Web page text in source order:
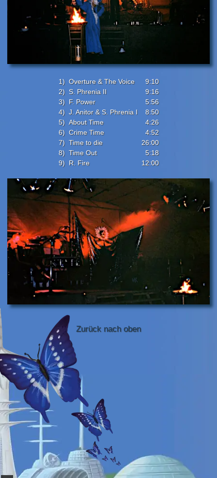
1) Overture & The Voice
9:10
2) S. Phrenia II
9:16
3) F. Power
5:56
4) J. Anitor & S. Phrenia I
8:50
5) About Time
4:26
6) Crime Time
4:52
7) Time to die
26:00
8) Time Out
5:18
9) R. Fire 12:00
Zurück nach oben